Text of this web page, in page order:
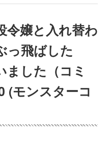
令嬢と入れ替わ
っ飛ばした
ました（コミ
(モンスターコ